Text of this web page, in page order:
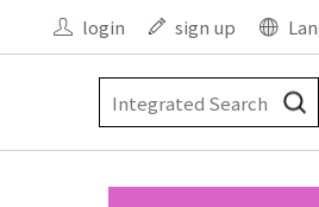
login sign up